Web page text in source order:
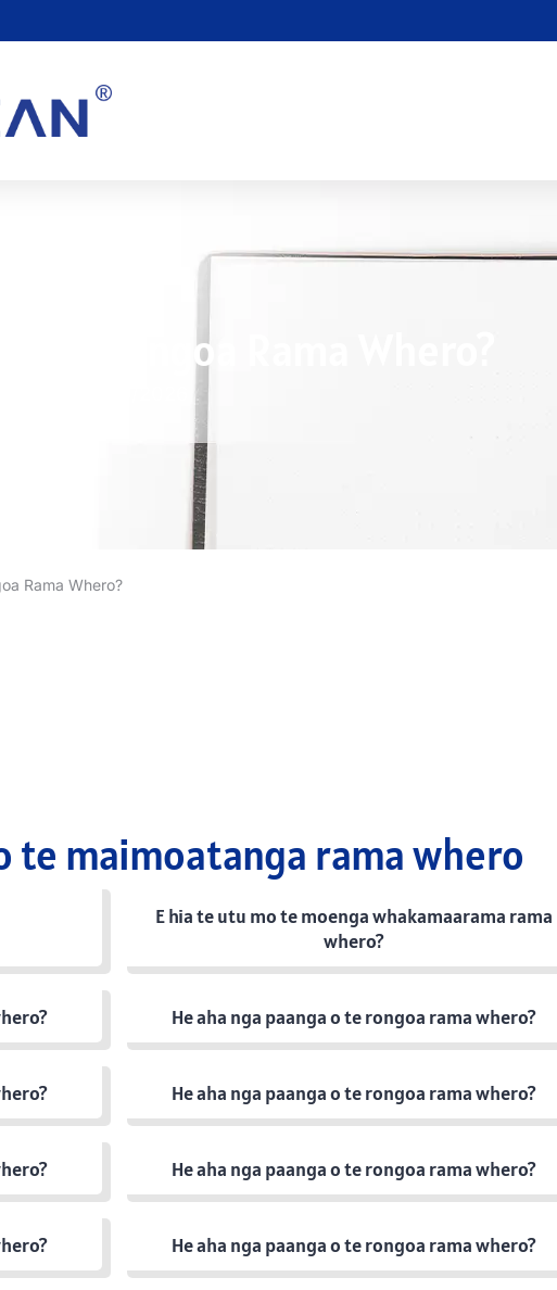
Te Rongoa Rama Whero?
Rama Whero?
te maimoatanga rama whero
E hia te utu mo te moenga whakamaarama rama
whero?
He aha nga paanga o te rongoa rama whero?
He aha nga paanga o te rongoa rama whero?
He aha nga paanga o te rongoa rama whero?
He aha nga paanga o te rongoa rama whero?